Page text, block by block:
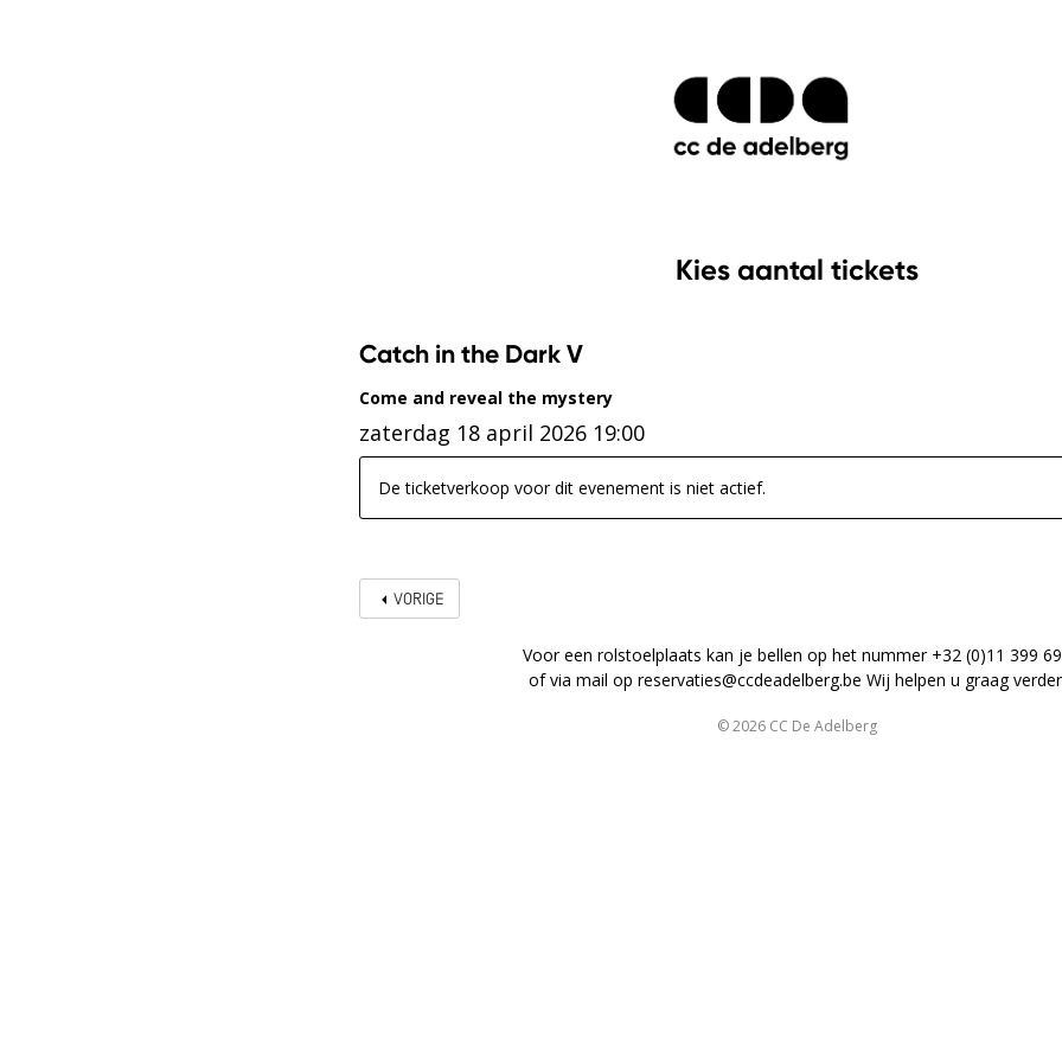
Kies aantal tickets
Catch in the Dark V
Come and reveal the mystery
zaterdag 18 april 2026 19:00
De ticketverkoop voor dit evenement is niet actief.
VORIGE
Voor een rolstoelplaats kan je bellen op het nummer +32 (0)11 399
of via mail op reservaties@ccdeadelberg.be Wij helpen u graag
© 2026 CC De Adelberg